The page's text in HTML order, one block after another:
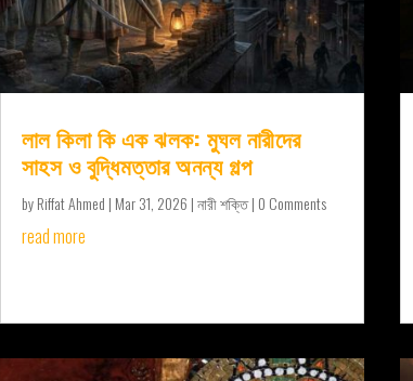
লাল কিলা কি এক ঝলক: মুঘল নারীদের
সাহস ও বুদ্ধিমত্তার অনন্য গল্প
byRiffat Ahmed | Mar 31, 2026 |নারী শক্তি| 0 Comments
read more